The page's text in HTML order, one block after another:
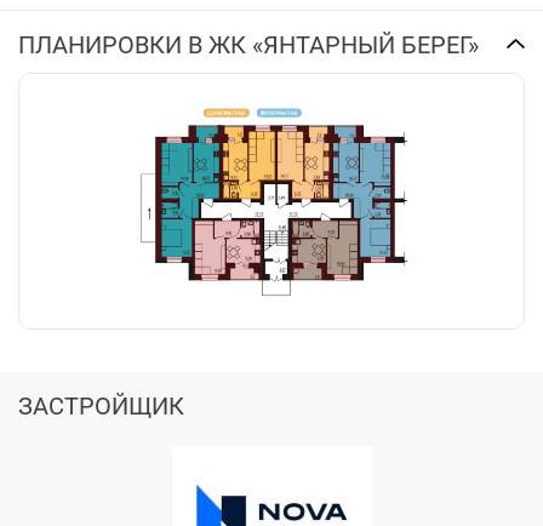
ПЛАНИРОВКИ В ЖК «ЯНТАРНЫЙ БЕРЕГ»
ЗАСТРОЙЩИК